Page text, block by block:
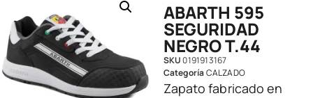
ABARTH 595
SEGURIDAD
NEGRO T.44
SKU0191913167
CategoríaCALZADO
Zapato fabricado en